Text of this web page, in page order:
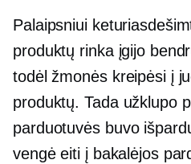
Palaipsniui
produktų rinka įgijo
todėl žmonės kreipėsi į
produktų. Tada užklupo
parduotuvės buvo
vengė eiti į bakalėjos